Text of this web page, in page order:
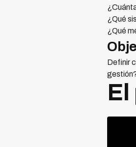
¿Qué
¿Qué
Definir
El